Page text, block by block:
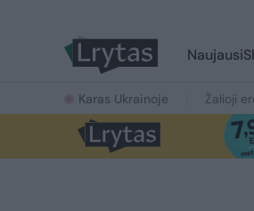
Naujausi
Karas Ukrainoje Žalioji